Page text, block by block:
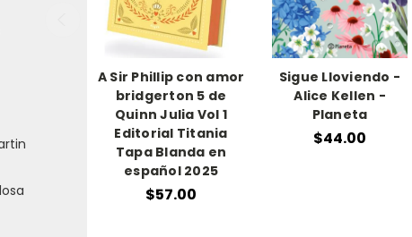
A Sir Phillip con amor
bridgerton 5 de
Quinn Julia Vol 1
Editorial Titania
Tapa Blanda en
español 2025
$57.00
Sigue Lloviendo -
Alice Kellen -
Planeta
$44.00